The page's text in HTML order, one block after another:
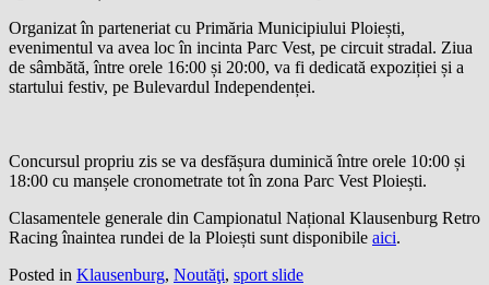
Organizat în parteneriat cu Primăria Municipiului Ploiești,
evenimentul va avea loc în incinta Parc Vest, pe circuit stradal. Ziua
de sâmbătă, între orele 16:00 și 20:00, va fi dedicată expoziției și a
startului festiv, pe Bulevardul Independenței.
Concursul propriu zis se va desfășura duminică între orele 10:00 și
18:00 cu manșele cronometrate tot în zona Parc Vest Ploiești.
Clasamentele generale din Campionatul Național Klausenburg Retro
Racing înaintea rundei de la Ploiești sunt disponibile aici.
Posted in Klausenburg, Noutăţi, sport slide